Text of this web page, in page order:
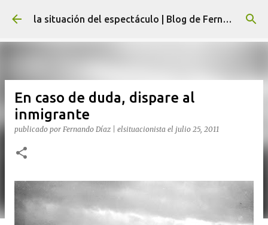
Ir al contenido principal la situación del espectáculo | Blog de Fernando Díaz
En caso de duda, dispare al
inmigrante
publicado por Fernando Díaz | elsituacionista el julio 25, 2011